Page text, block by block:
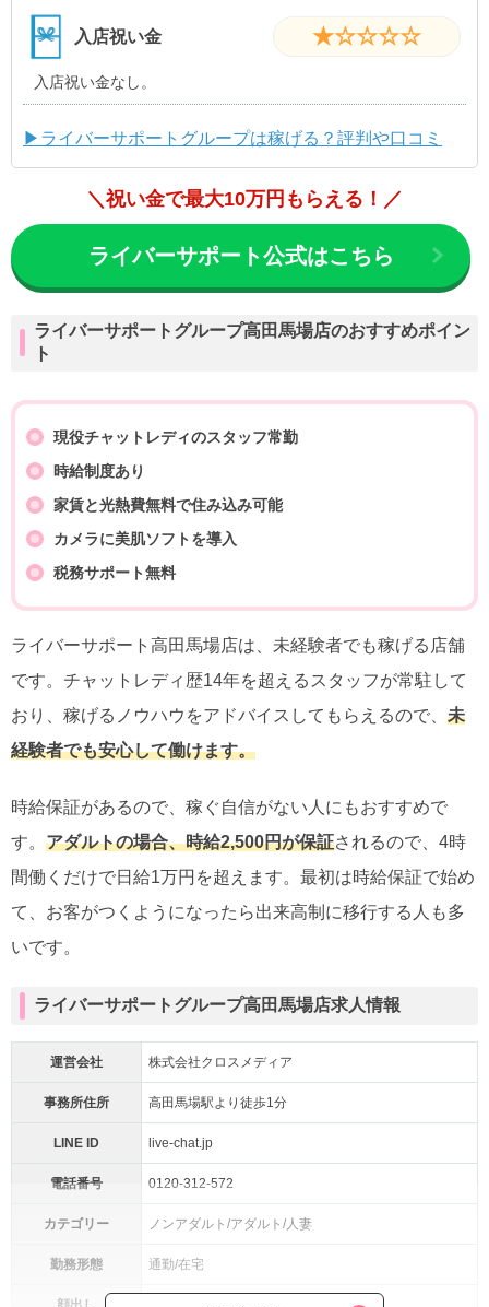
入店祝い金 ★☆☆☆☆
入店祝い金なし。
▶ライバーサポートグループは稼げる？評判や口コミ
＼祝い金で最大10万円もらえる！／
ライバーサポート公式はこちら
ライバーサポートグループ高田馬場店のおすすめポイン
ト
現役チャットレディのスタッフ常勤
時給制度あり
家賃と光熱費無料で住み込み可能
カメラに美肌ソフトを導入
税務サポート無料
ライバーサポート高田馬場店は、未経験者でも稼げる店舗
です。チャットレディ歴14年を超えるスタッフが常駐して
おり、稼げるノウハウをアドバイスしてもらえるので、 未
経験者でも安心して働けます。
時給保証があるので、稼ぐ自信がない人にもおすすめで
す。 アダルトの場合、時給2,500円が保証されるので、4時
間働くだけで日給1万円を超えます。最初は時給保証で始め
て、お客がつくようになったら出来高制に移行する人も多
いです。
ライバーサポートグループ高田馬場店求人情報
運営会社 株式会社クロスメディア
事務所住所 高田馬場駅より徒歩1分
LINE ID live-chat.jp
電話番号 0120-312-572
カテゴリー ノンアダルト/アダルト/人妻
勤務形態 通勤/在宅